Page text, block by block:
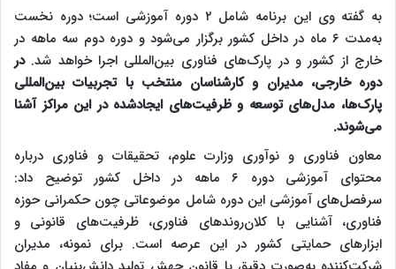
به گفته وی این برنامه شامل ۲ دوره آموزشی است؛ دوره نخست
به‌مدت ۶ ماه در داخل کشور برگزار می‌شود و دوره دوم سه ماهه در
خارج از کشور و در پارک‌های فناوری بین‌المللی اجرا خواهد شد.در
دوره خارجی، مدیران و کارشناسان منتخب با تجربیات بین‌المللی
پارک‌ها، مدل‌های توسعه و ظرفیت‌های ایجادشده در این مراکز آشنا
می‌شوند.
معاون فناوری و نوآوری وزارت علوم، تحقیقات و فناوری درباره
محتوای آموزشی دوره ۶ ماهه در داخل کشور توضیح داد:
سرفصل‌های آموزشی این دوره شامل موضوعاتی چون حکمرانی حوزه
فناوری، آشنایی با کلان‌روندهای فناوری، ظرفیت‌های قانونی و
ابزارهای حمایتی کشور در این عرصه است. برای نمونه، مدیران